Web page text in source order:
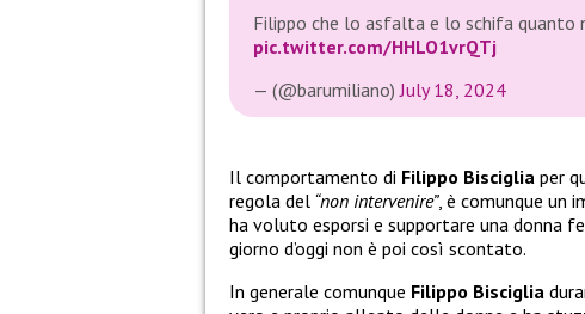
Filippo che lo asfalta e lo schifa quanto
pic.twitter.com/HHLO1vrQTj
— (@barumiliano) July 18, 2024
Il comportamento di Filippo Bisciglia per
regola del “non intervenire”, è comunque un
ha voluto esporsi e supportare una donna
giorno d’oggi non è poi così scontato.
In generale comunque Filippo Bisciglia